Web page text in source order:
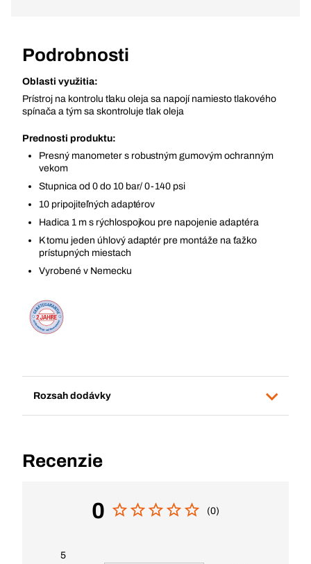
Podrobnosti
Oblasti využitia:
Prístroj na kontrolu tlaku oleja sa napojí namiesto tlakového
spínača a tým sa skontroluje tlak oleja
Prednosti produktu:
Presný manometer s robustným gumovým ochranným
vekom
Stupnica od 0 do 10 bar/ 0-140 psi
10 pripojiteľných adaptérov
Hadica 1 m s rýchlospojkou pre napojenie adaptéra
K tomu jeden úhlový adaptér pre montáže na ťažko
prístupných miestach
Vyrobené v Nemecku
Rozsah dodávky
Recenzie
0 (0)
5